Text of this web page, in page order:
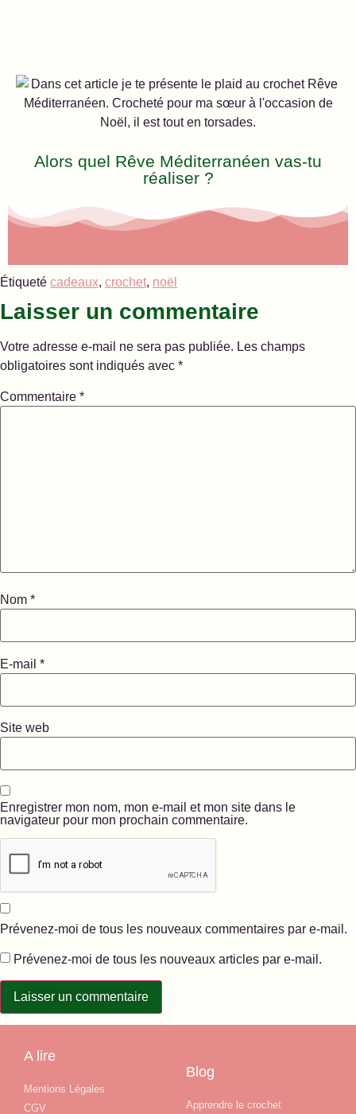
Alors quel Rêve Méditerranéen vas-tu
réaliser ?
Étiqueté cadeaux, crochet, noël
Laisser un commentaire
Votre adresse e-mail ne sera pas publiée. Les champs
obligatoires sont indiqués avec *
Commentaire *
Nom *
E-mail *
Site web
Enregistrer mon nom, mon e-mail et mon site dans le
navigateur pour mon prochain commentaire.
Prévenez-moi de tous les nouveaux commentaires par e-mail.
Prévenez-moi de tous les nouveaux articles par e-mail.
A lire
Mentions Légales
CGV
Blog
Apprendre le crochet